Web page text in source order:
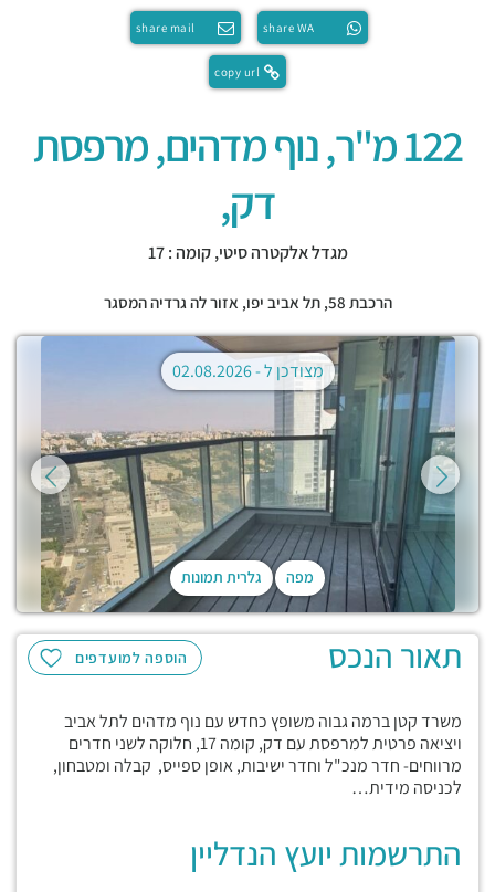
share WA
share mail
copy url
122 מ"ר, נוף מדהים, מרפסת
דק,
מגדל אלקטרה סיטי, קומה : 17
הרכבת 58, תל אביב יפו, אזור לה גרדיה המסגר
מפה גלרית תמונות
מצודכן ל -02.08.2026
הוספה למועדפים תאור הנכס
משרד קטן ברמה גבוה משופץ כחדש עם נוף מדהים לתל אביב
ויציאה פרטית למרפסת עם דק, קומה 17, חלוקה לשני חדרים
מרווחים- חדר מנכ"ל וחדר ישיבות, אופן ספייס, קבלה ומטבחון,
לכניסה מידית…
התרשמות יועץ הנדליין